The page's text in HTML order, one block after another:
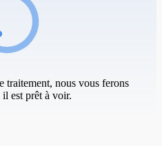
traitement, nous vous ferons
est prêt à voir.